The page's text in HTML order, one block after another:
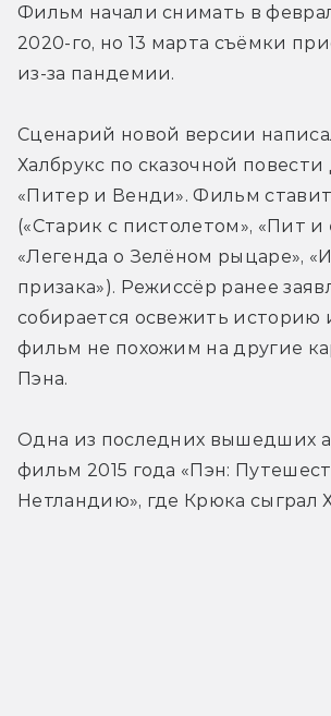
Фильм начали снимать в
2020-го, но 13 марта съёмки
из-за пандемии.
Сценарий новой версии
Халбрукс по сказочной
«Питер и Венди». Фильм
(«Старик с пистолетом», «Пит и
«Легенда о Зелёном рыцаре»,
призака»). Режиссёр ранее
собирается освежить историю
фильм не похожим на другие
Пэна.
Одна из последних вышедших
фильм 2015 года «Пэн:
Нетландию», где Крюка сыграл